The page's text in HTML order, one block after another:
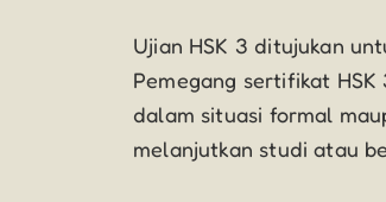
Ujian HSK 3 ditujukan
Pemegang sertifikat
dalam situasi formal
melanjutkan studi atau